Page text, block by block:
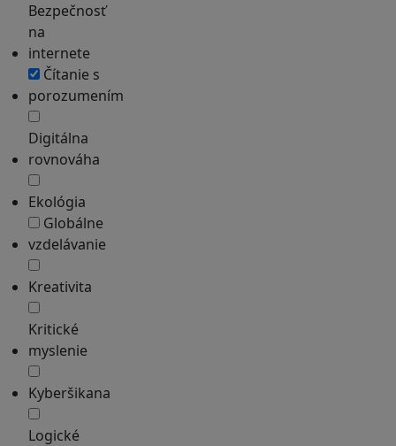
Bezpečnosť
na
internete
Čítanie s
porozumením
Digitálna
rovnováha
Ekológia
Globálne
vzdelávanie
Kreativita
Kritické
myslenie
Kyberšikana
Logické